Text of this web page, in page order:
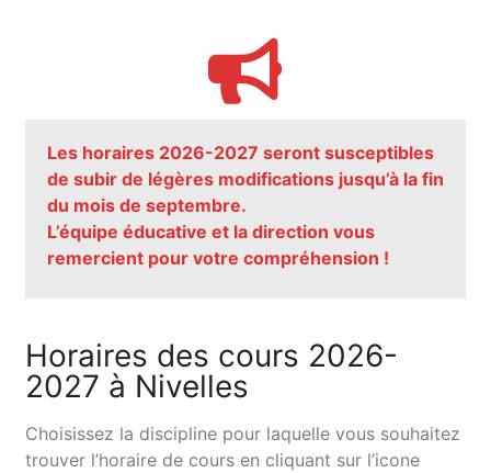
Les horaires 2026-2027 seront susceptibles
de subir de légères modifications jusqu’à la fin
du mois de septembre.
L’équipe éducative et la direction vous
remercient pour votre compréhension !
Horaires des cours 2026-
2027 à Nivelles
Choisissez la discipline pour laquelle vous souhaitez
trouver l’horaire de cours en cliquant sur l’icone